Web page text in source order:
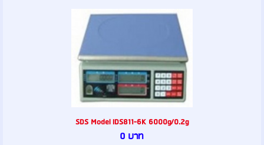
SDS Model IDS811-6K 6000g/0.2g
0 บาท